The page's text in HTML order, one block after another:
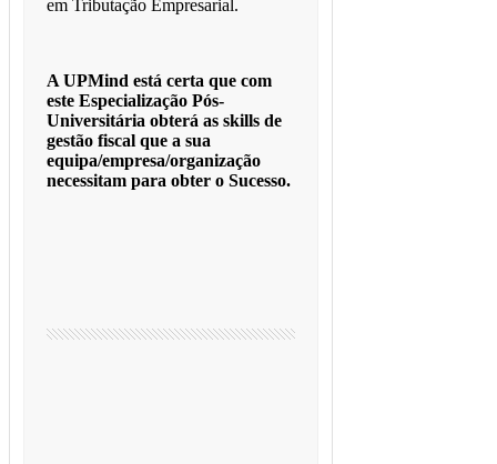
em Tributação Empresarial.
A UPMind está certa que com
este Especialização Pós-
Universitária obterá as skills de
gestão fiscal que a sua
equipa/empresa/organização
necessitam para obter o Sucesso.